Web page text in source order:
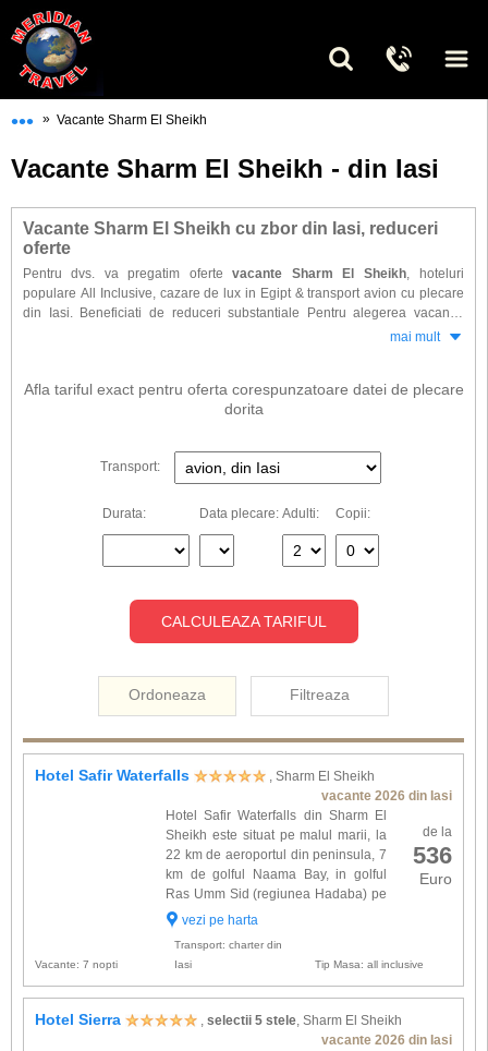
••• » Vacante Sharm El Sheikh
Vacante Sharm El Sheikh - din Iasi
Vacante Sharm El Sheikh cu zbor din Iasi, reduceri
oferte
Pentru dvs. va pregatim oferte vacante Sharm El Sheikh, hoteluri
populare All Inclusive, cazare de lux in Egipt & transport avion cu plecare
din Iasi. Beneficiati de reduceri substantiale Pentru alegerea vacantei
dorite din timp in cele mai renumite statiuni: Naama Bay, Nabq Bay, Om El
mai mult
Afla tariful exact pentru oferta corespunzatoare datei de plecare
dorita
Transport:
Durata: Data plecare: Adulti: Copii:
CALCULEAZA TARIFUL
Ordoneaza Filtreaza
Hotel Safir Waterfalls
, Sharm El Sheikh
vacante 2026 din Iasi
de la
536
Euro
Hotel Safir Waterfalls din Sharm El
Sheikh este situat pe malul marii, la
22 km de aeroportul din peninsula, 7
km de golful Naama Bay, in golful
Ras Umm Sid (regiunea Hadaba) pe
un deal ( pana la plaja proprie cu
telecabina), in...
vezi pe harta
Vacante: 7 nopti
Transport: charter din
Iasi
Tip Masa: all inclusive
Hotel Sierra , selectii 5 stele, Sharm El Sheikh
vacante 2026 din Iasi